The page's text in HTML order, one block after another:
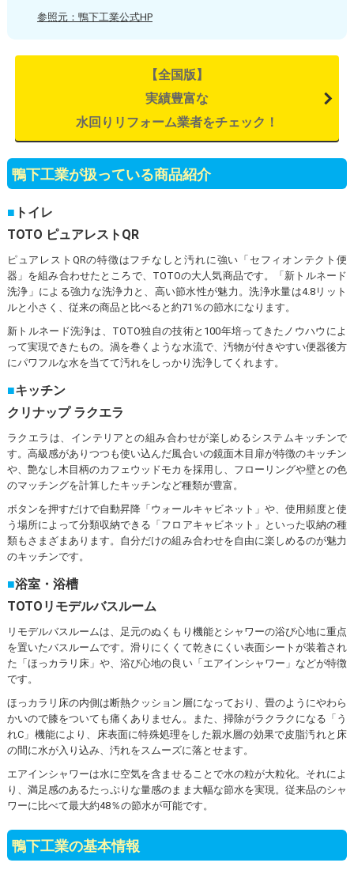
参照元：鴨下工業公式HP
【全国版】
実績豊富な
水回りリフォーム業者をチェック！
鴨下工業が扱っている商品紹介
トイレ
TOTO ピュアレストQR
ピュアレストQRの特徴はフチなしと汚れに強い「セフィオンテクト便
器」を組み合わせたところで、TOTOの大人気商品です。「新トルネード
洗浄」による強力な洗浄力と、高い節水性が魅力。洗浄水量は4.8リット
ルと小さく、従来の商品と比べると約71％の節水になります。
新トルネード洗浄は、TOTO独自の技術と100年培ってきたノウハウによ
って実現できたもの。渦を巻くような水流で、汚物が付きやすい便器後方
にパワフルな水を当てて汚れをしっかり洗浄してくれます。
キッチン
クリナップ ラクエラ
ラクエラは、インテリアとの組み合わせが楽しめるシステムキッチンで
す。高級感がありつつも使い込んだ風合いの鏡面木目扉が特徴のキッチン
や、艶なし木目柄のカフェウッドモカを採用し、フローリングや壁との色
のマッチングを計算したキッチンなど種類が豊富。
ボタンを押すだけで自動昇降「ウォールキャビネット」や、使用頻度と使
う場所によって分類収納できる「フロアキャビネット」といった収納の種
類もさまざまあります。自分だけの組み合わせを自由に楽しめるのが魅力
のキッチンです。
浴室・浴槽
TOTOリモデルバスルーム
リモデルバスルームは、足元のぬくもり機能とシャワーの浴び心地に重点
を置いたバスルームです。滑りにくくて乾きにくい表面シートが装着され
た「ほっカラリ床」や、浴び心地の良い「エアインシャワー」などが特徴
です。
ほっカラリ床の内側は断熱クッション層になっており、畳のようにやわら
かいので膝をついても痛くありません。また、掃除がラクラクになる「う
れC」機能により、床表面に特殊処理をした親水層の効果で皮脂汚れと床
の間に水が入り込み、汚れをスムーズに落とせます。
エアインシャワーは水に空気を含ませることで水の粒が大粒化。それによ
り、満足感のあるたっぷりな量感のまま大幅な節水を実現。従来品のシャ
ワーに比べて最大約48％の節水が可能です。
鴨下工業の基本情報